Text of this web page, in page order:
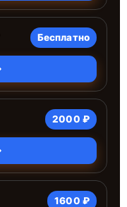
Бесплатно
2000 ₽
1600 ₽